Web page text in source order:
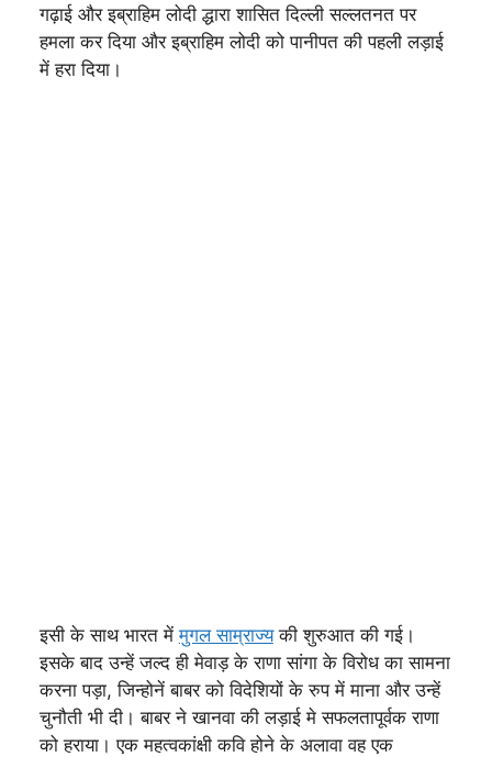
गढ़ाई और इब्राहिम लोदी द्धारा शासित दिल्ली सल्लतनत पर
हमला कर दिया और इब्राहिम लोदी को पानीपत की पहली लड़ाई
में हरा दिया।
इसी के साथ भारत मेंमुगल साम्राज्यकी शुरुआत की गई।
इसके बाद उन्हें जल्द ही मेवाड़ के राणा सांगा के विरोध का सामना
करना पड़ा, जिन्होनें बाबर को विदेशियों के रुप में माना और उन्हें
चुनौती भी दी। बाबर ने खानवा की लड़ाई मे सफलतापूर्वक राणा
को हराया। एक महत्वकांक्षी कवि होने के अलावा वह एक